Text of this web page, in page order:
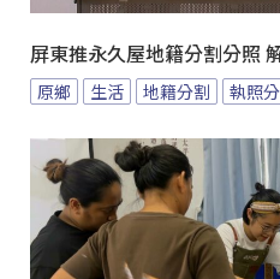
屏東推永久屋地籍分割分照
原鄉 生活 地籍分割 執照